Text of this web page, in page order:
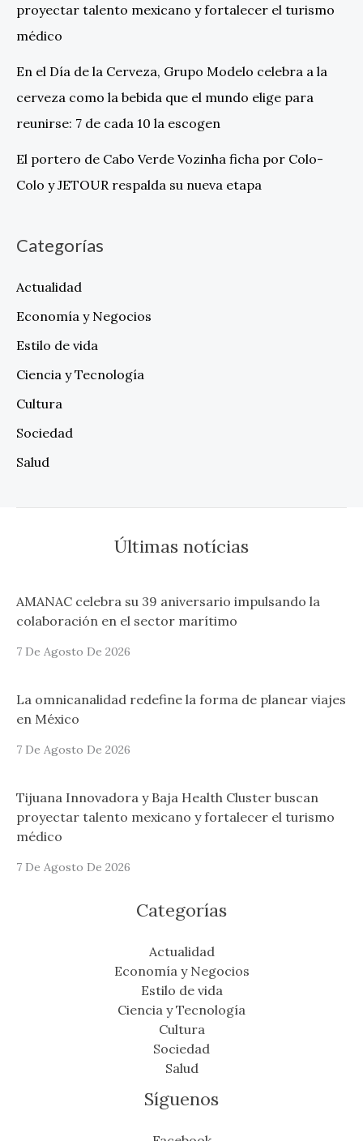
proyectar talento mexicano y fortalecer el turismo
médico
En el Día de la Cerveza, Grupo Modelo celebra a la
cerveza como la bebida que el mundo elige para
reunirse: 7 de cada 10 la escogen
El portero de Cabo Verde Vozinha ficha por Colo-
Colo y JETOUR respalda su nueva etapa
Categorías
Actualidad
Economía y Negocios
Estilo de vida
Ciencia y Tecnología
Cultura
Sociedad
Salud
Últimas notícias
AMANAC celebra su 39 aniversario impulsando la
colaboración en el sector marítimo
7 De Agosto De 2026
La omnicanalidad redefine la forma de planear viajes
en México
7 De Agosto De 2026
Tijuana Innovadora y Baja Health Cluster buscan
proyectar talento mexicano y fortalecer el turismo
médico
7 De Agosto De 2026
Categorías
Actualidad
Economía y Negocios
Estilo de vida
Ciencia y Tecnología
Cultura
Sociedad
Salud
Síguenos